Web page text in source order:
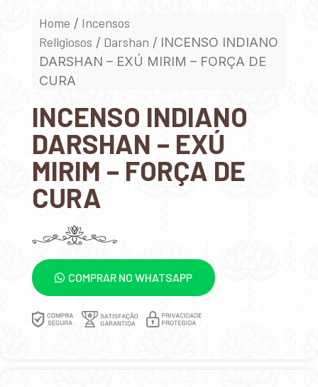
Home / Incensos
Religiosos / Darshan / INCENSO INDIANO
DARSHAN – EXÚ MIRIM – FORÇA DE
CURA
INCENSO INDIANO
DARSHAN – EXÚ
MIRIM – FORÇA DE
CURA
COMPRAR NO WHATSAPP